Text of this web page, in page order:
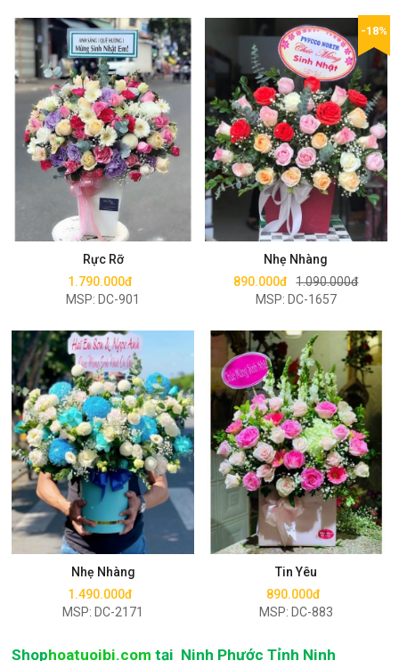
Rực Rỡ
1.790.000đ
MSP: DC-901
Mua ngay
Nhẹ Nhàng
890.000đ 1.090.000đ
MSP: DC-1657
-18%
Mua ngay
Nhẹ Nhàng
1.490.000đ
MSP: DC-2171
Mua ngay
Tin Yêu
890.000đ
MSP: DC-883
Mua ngay
Shophoatuoibi.com tại Ninh Phước Tỉnh Ninh